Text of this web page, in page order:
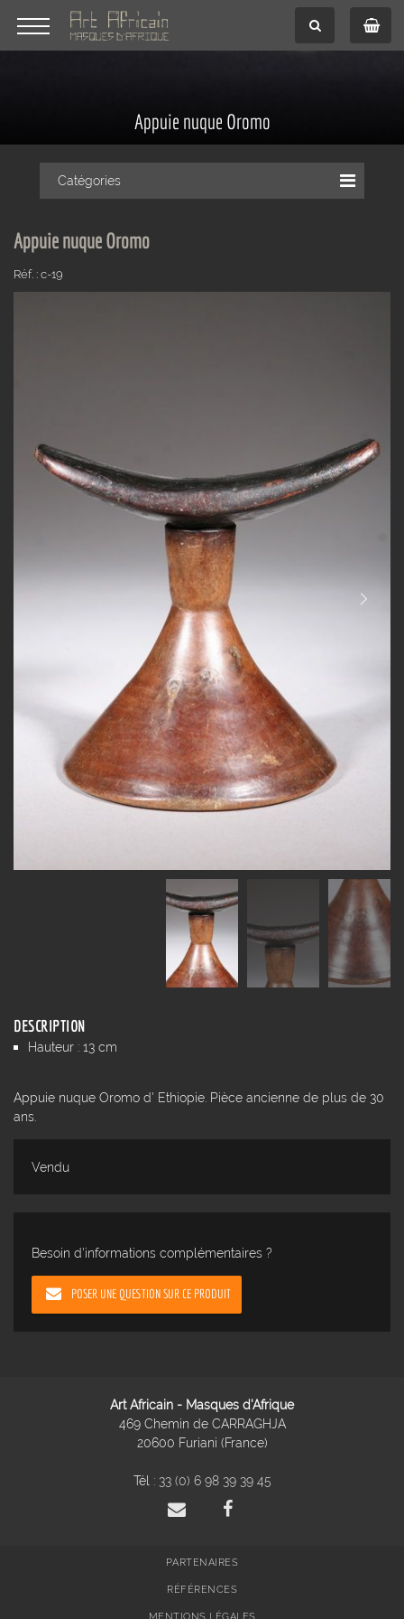
Appuie nuque Oromo
Catégories
Appuie nuque Oromo
Réf. : c-19
DESCRIPTION
Hauteur : 13 cm
Appuie nuque Oromo d' Ethiopie. Pièce ancienne de plus de 30
ans.
Vendu
Besoin d'informations complémentaires ?
POSER UNE QUESTION SUR CE PRODUIT
Art Africain - Masques d'Afrique
469 Chemin de CARRAGHJA
20600 Furiani (France)
Tél : 33 (0) 6 98 39 39 45
PARTENAIRES
RÉFÉRENCES
MENTIONS LÉGALES